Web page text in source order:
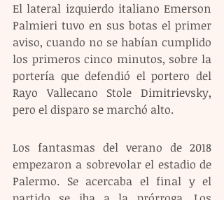
El lateral izquierdo italiano Emerson
Palmieri tuvo en sus botas el primer
aviso, cuando no se habían cumplido
los primeros cinco minutos, sobre la
portería que defendió el portero del
Rayo Vallecano Stole Dimitrievsky,
pero el disparo se marchó alto.
Los fantasmas del verano de 2018
empezaron a sobrevolar el estadio de
Palermo. Se acercaba el final y el